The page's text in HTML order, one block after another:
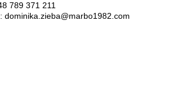
789 371 211
dominika.zieba@marbo1982.com